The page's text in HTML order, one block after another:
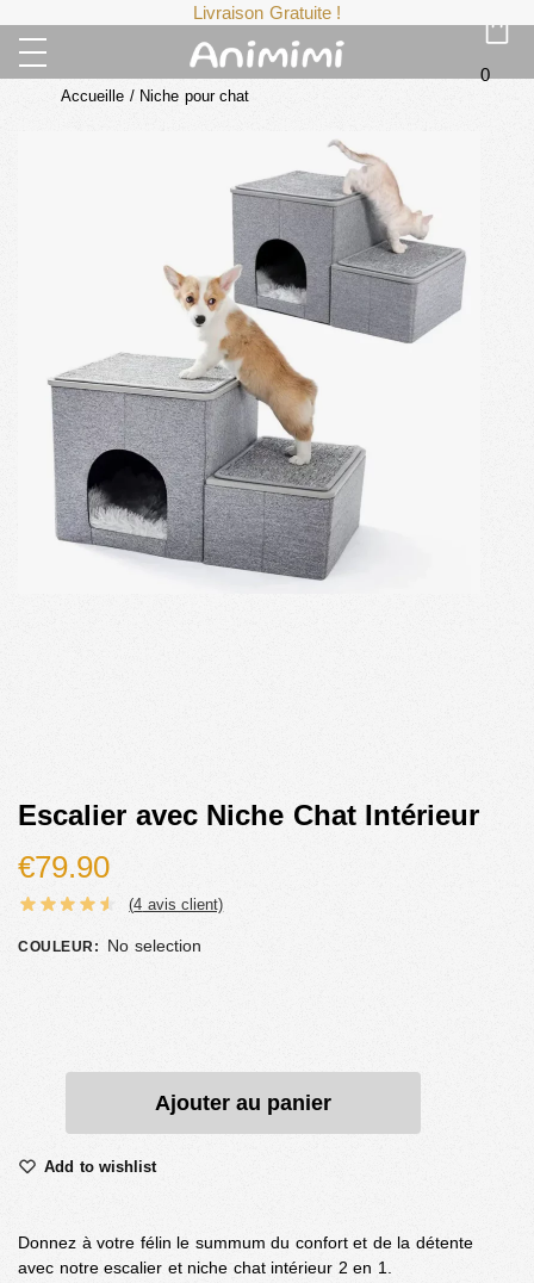
Livraison Gratuite !
0
Accueille / Niche pour chat
Escalier avec Niche Chat Intérieur
€79.90
(4 avis client)
COULEUR: No selection
Ajouter au panier
Add to wishlist
Donnez à votre félin le summum du confort et de la détente
avec notre escalier et niche chat intérieur 2 en 1.